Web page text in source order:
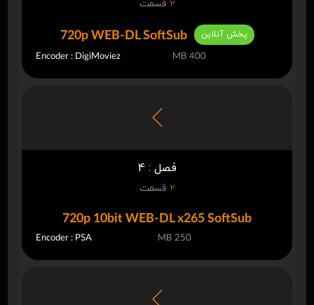
2 قسمت
720p WEB-DL SoftSub پخش آنلاین
Encoder : DigiMoviez 400 MB
فصل : 4
2 قسمت
720p 10bit WEB-DL x265 SoftSub
Encoder : PSA 250 MB